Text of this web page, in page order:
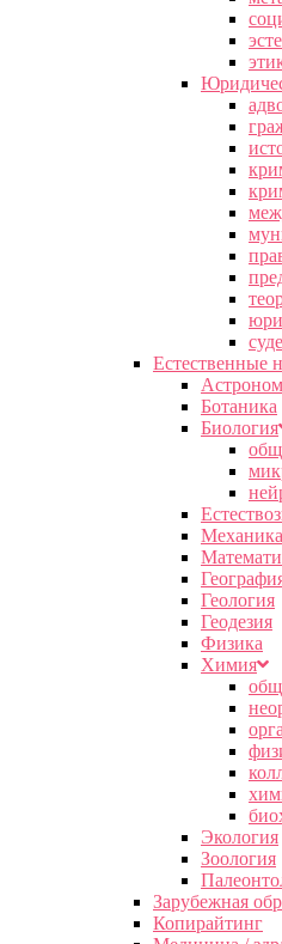
Естественные
Ботаника
Биология
Механика
Геология
Геодезия
Физика
Химия
Экология
Зоология
Зарубежная
Копирайтинг